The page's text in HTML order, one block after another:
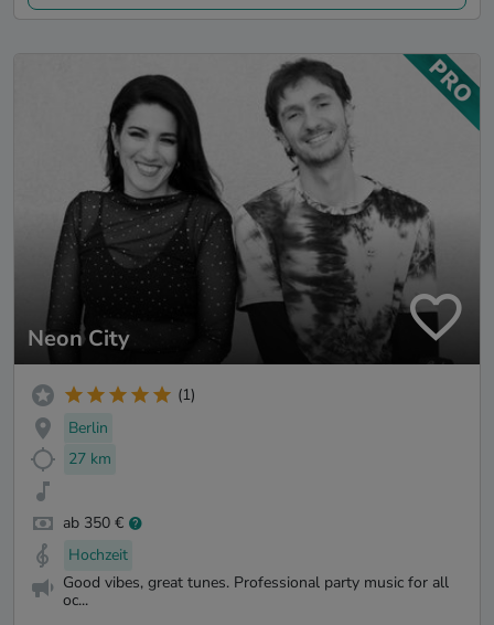
Neon City
(1)
Berlin
27 km
ab 350 €
Hochzeit
Good vibes, great tunes. Professional party music for all
oc...